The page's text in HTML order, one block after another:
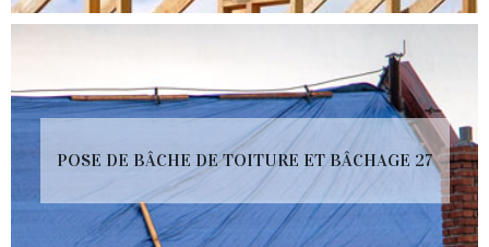
POSE DE BÂCHE DE TOITURE ET BÂCHAGE 27